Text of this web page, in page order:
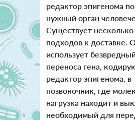
редактор эпигенома
нужный орган
Существует несколько
подходов к доставке.
использует
переноса гена,
редактор эпигенома, в
позвоночник, где
нагрузка находит и
необходимый для